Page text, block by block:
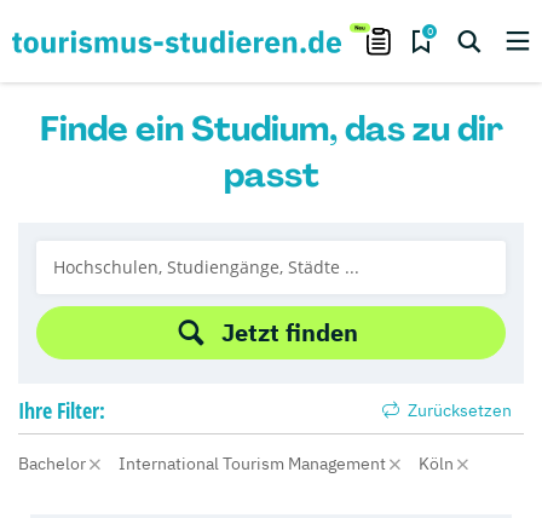
0
Finde ein Studium, das zu dir
passt
Jetzt finden
Ihre Filter: Zurücksetzen
Bachelor International Tourism Management Köln